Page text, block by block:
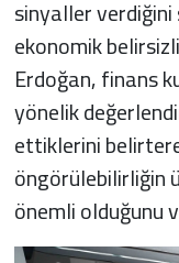
sinyaller
ekonomik
Erdoğan, finans
yönelik
ettiklerini
öngörülebilirliğin
önemli olduğunu